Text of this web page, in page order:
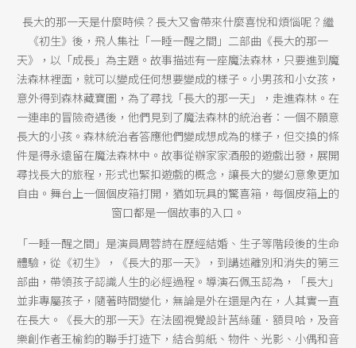
長大的那一天是什麼時候？長大又會帶來什麼喜悅和煩惱呢？繼
《初生》後，飛人集社「一睡一醒之間」二部曲《長大的那一
天》，以「成長」為主題。故事描述有一座魔法森林，只要進到魔
法森林裡面，就可以變成任何想要變成的樣子。小男孩和小女孩，
意外得到森林藏寶圖，為了尋找「長大的那一天」，走進森林。在
一連串的冒險奇遇後，他們見到了魔法森林的統治者：一個不願意
長大的小孩。森林統治者答應他們變成想成為的樣子，但交換的條
件是得永遠留在魔法森林中。故事從辦家家酒般的遊戲出發，展開
尋找長大的旅程，形式也緊扣遊戲的概念，讓長大的變幻意象更加
自由。舞台上一個個皮箱打開，猶如玩具的驚喜箱，每個皮箱上的
窗口都是一個故事的入口。
「一睡一醒之間」是演員周蓉詩在歷經結婚、生子等階段後的生命
體驗，從《初生》，《長大的那一天》，到講述離別和消失的第三
部曲，帶領孩子認識人生的必經過程。導演石佩玉認為，「長大」
並非專屬孩子，隨著時間變化，無論是外在還是內在，人其實一直
在長大。《長大的那一天》在法國視覺設計莒絲蓮．額貝哈，及音
樂創作者王榆鈞的聯手打造下，結合剪紙、物件、光影、小偶和音